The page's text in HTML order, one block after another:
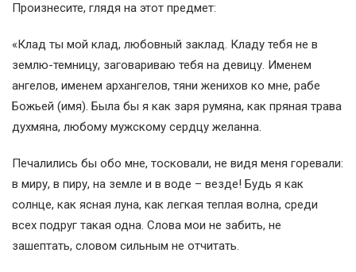
Произнесите, глядя на этот предмет:
«Клад ты мой клад, любовный заклад. Кладу тебя не в
землю-темницу, заговариваю тебя на девицу. Именем
ангелов, именем архангелов, тяни женихов ко мне, рабе
Божьей (имя). Была бы я как заря румяна, как пряная трава
духмяна, любому мужскому сердцу желанна.
Печалились бы обо мне, тосковали, не видя меня горевали:
в миру, в пиру, на земле и в воде – везде! Будь я как
солнце, как ясная луна, как легкая теплая волна, среди
всех подруг такая одна. Слова мои не забить, не
зашептать, словом сильным не отчитать.